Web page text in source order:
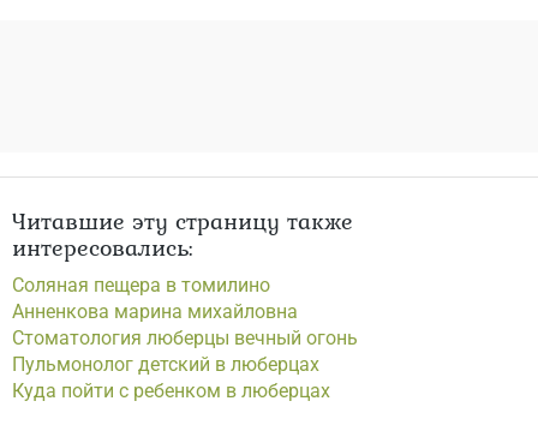
Читавшие эту страницу также
интересовались:
Соляная пещера в томилино
Анненкова марина михайловна
Стоматология люберцы вечный огонь
Пульмонолог детский в люберцах
Куда пойти с ребенком в люберцах